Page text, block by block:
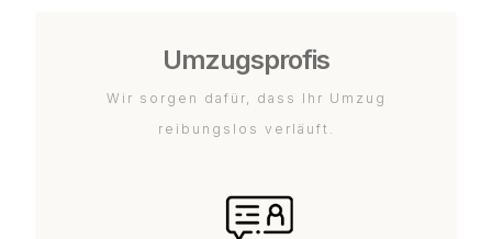
Umzugsprofis
Wir sorgen dafür, dass Ihr Umzug
reibungslos verläuft.